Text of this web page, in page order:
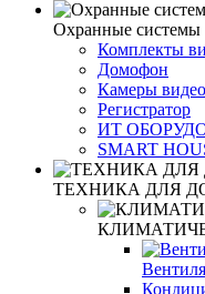
Охранные системы
Комплекты
Домофон
Камеры
Регистратор
ИТ
SMART
ТЕХНИКА ДЛЯ